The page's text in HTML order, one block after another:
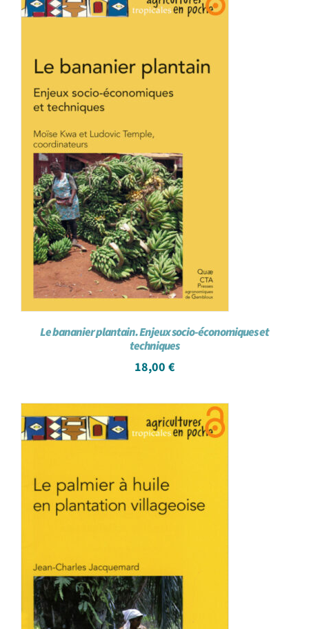
Achat en ligne
Panier WooCommerce
Le bananier plantain. Enjeux socio-économiques et
techniques
18,00 €